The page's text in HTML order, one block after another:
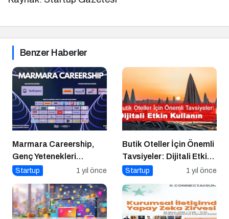
Benzer Haberler
Marmara Careership,
Genç Yetenekleri
Geleceğin İş Dünyasıyla
Startup 1 yıl önce
Butik Oteller İçin Önemli
Tavsiyeler: Dijitali Etkin
Kullanın
Startup 1 yıl önce